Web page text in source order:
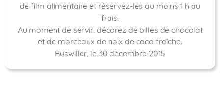
de film alimentaire et réservez-les au moins 1 h au
frais.
Au moment de servir, décorez de billes de chocolat
et de morceaux de noix de coco fraîche.
Buswiller, le 30 décembre 2015